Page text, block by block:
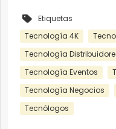
Etiquetas
Tecnología 4K
Tecnología
Tecnología Eventos
Tecnología Negocios
Tecnólogos